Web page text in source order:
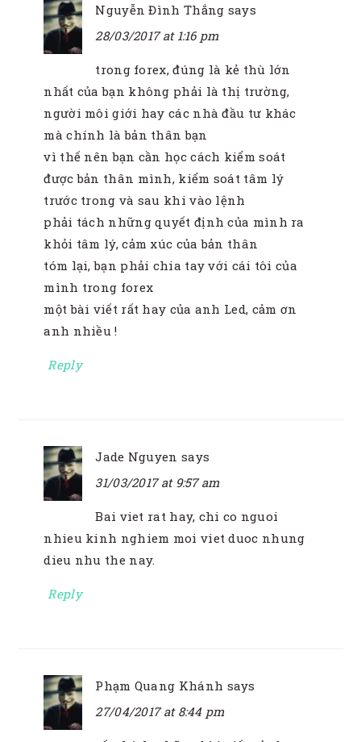
Nguyễn Đình Thắng says
28/03/2017 at 1:16 pm
trong forex, đúng là kẻ thù lớn
nhất của bạn không phải là thị trường,
người môi giới hay các nhà đầu tư khác
mà chính là bản thân bạn
vì thế nên bạn cần học cách kiểm soát
được bản thân mình, kiểm soát tâm lý
trước trong và sau khi vào lệnh
phải tách những quyết định của mình ra
khỏi tâm lý, cảm xúc của bản thân
tóm lại, bạn phải chia tay với cái tôi của
mình trong forex
một bài viết rất hay của anh Led, cảm ơn
anh nhiều !
Reply
Jade Nguyen says
31/03/2017 at 9:57 am
Bai viet rat hay, chi co nguoi
nhieu kinh nghiem moi viet duoc nhung
dieu nhu the nay.
Reply
Phạm Quang Khánh says
27/04/2017 at 8:44 pm